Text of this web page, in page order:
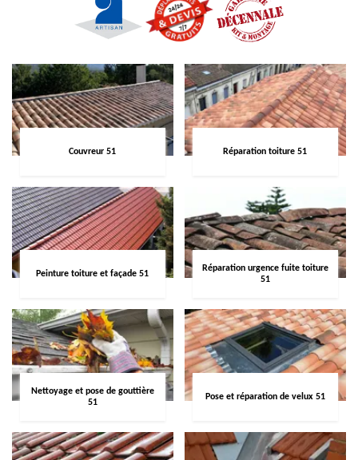
Couvreur 51 Réparation toiture 51
Peinture toiture et façade 51
Réparation urgence fuite toiture
51
Nettoyage et pose de gouttière
51
Pose et réparation de velux 51